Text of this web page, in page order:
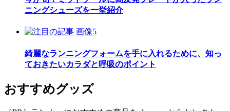
ニングシューズを一挙紹介
綺麗なランニングフォームを手に入れるために、知っ
ておきたいカラダと呼吸のポイント
おすすめグッズ